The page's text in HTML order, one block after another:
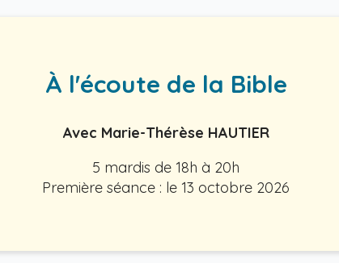
À l'écoute de la Bible
Avec Marie-Thérèse HAUTIER
5 mardis de 18h à 20h
Première séance : le 13 octobre 2026